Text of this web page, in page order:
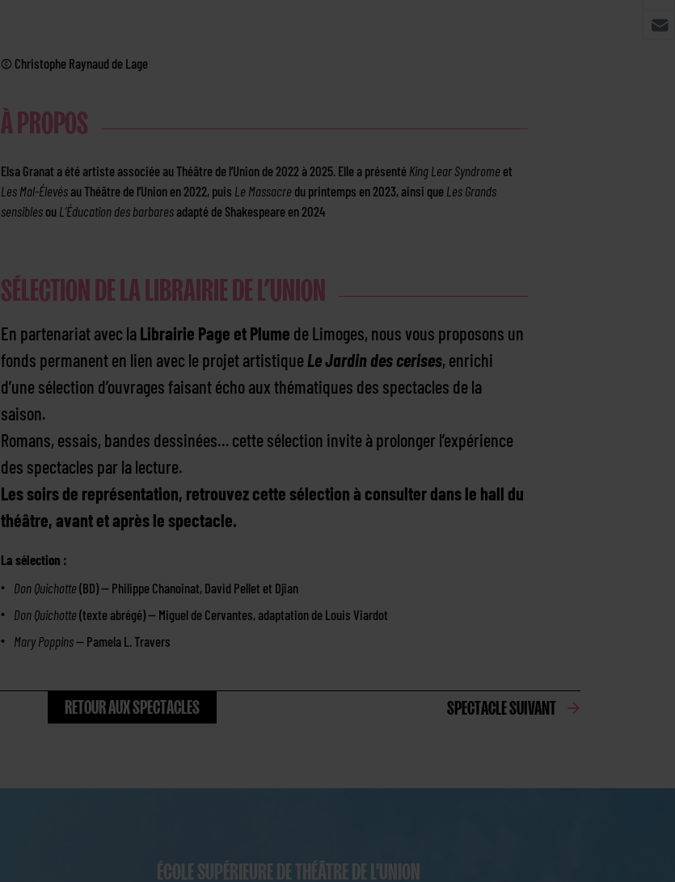
© Christophe Raynaud de Lage
À PROPOS
Elsa Granat a été artiste associée au Théâtre de l’Union de 2022 à 2025. Elle a présenté King Lear Syndrome et
Les Mal-Élevésau Théâtre de l’Union en 2022, puis Le Massacre du printemps en 2023, ainsi que Les Grands
sensibles ou L’Éducation des barbaresadapté de Shakespeare en 2024
SÉLECTION DE LA LIBRAIRIE DE L’UNION
En partenariat avec laLibrairie Page et Plume de Limoges, nous vous proposons un
fonds permanent en lien avec le projet artistiqueLe Jardin des cerises, enrichi
d’une sélection d’ouvrages faisant écho aux thématiques des spectacles de la
saison.
Romans, essais, bandes dessinées… cette sélection invite à prolonger l’expérience
des spectacles par la lecture.
Les soirs de représentation, retrouvez cette sélection à consulter dans le hall du
théâtre, avant et après le spectacle.
La sélection :
Don Quichotte(BD) — Philippe Chanoinat, David Pellet et Djian
Don Quichotte(texte abrégé) — Miguel de Cervantes, adaptation de Louis Viardot
Mary Poppins— Pamela L. Travers
RETOUR AUX SPECTACLES SPECTACLE SUIVANT
ÉCOLE SUPÉRIEURE DE THÉÂTRE DE L'UNION